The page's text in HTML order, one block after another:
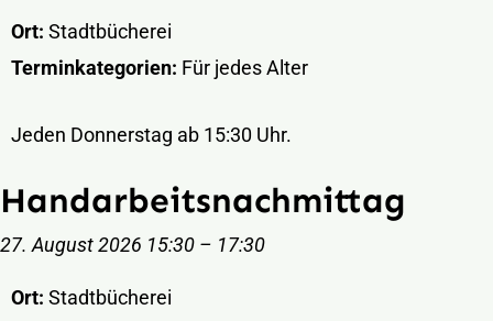
Ort: Stadtbücherei
Terminkategorien: Für jedes Alter
Jeden Donnerstag ab 15:30 Uhr.
Handarbeitsnachmittag
27. August 2026 15:30 – 17:30
Ort: Stadtbücherei